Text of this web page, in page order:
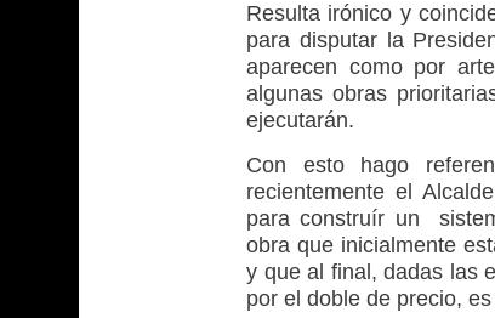
Resulta irónico y
para disputar la
aparecen como por
algunas obras
ejecutarán.
Con esto hago
recientemente el
para construír un
obra que inicialmente
y que al final, dadas las
por el doble de precio,